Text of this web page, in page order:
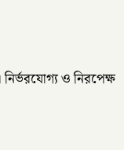
নির্ভরযোগ্য ও নিরপেক্ষ